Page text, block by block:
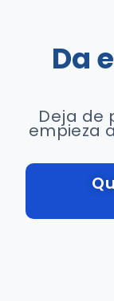
Da
Deja de
empieza